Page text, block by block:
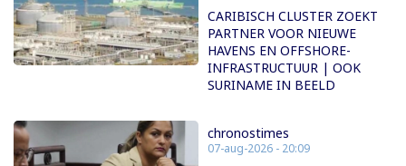
CARIBISCH CLUSTER ZOEKT
PARTNER VOOR NIEUWE
HAVENS EN OFFSHORE-
INFRASTRUCTUUR | OOK
SURINAME IN BEELD
chronostimes
07-aug-2026 - 20:09